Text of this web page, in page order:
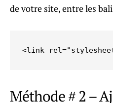
de votre site, entre les
<link
Méthode # 2 –